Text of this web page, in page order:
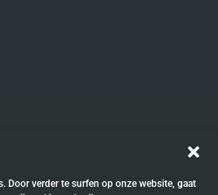
Door verder te surfen op onze website, gaat